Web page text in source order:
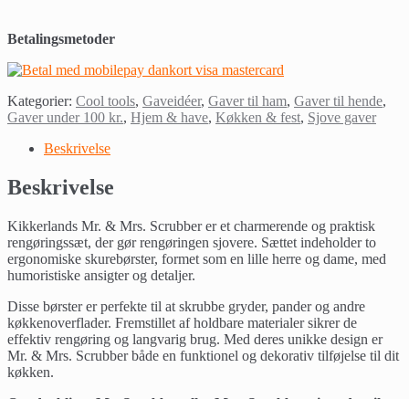
Betalingsmetoder
Kategorier: Cool tools, Gaveidéer, Gaver til ham, Gaver til hende,
Gaver under 100 kr., Hjem & have, Køkken & fest, Sjove gaver
Beskrivelse
Beskrivelse
Kikkerlands Mr. & Mrs. Scrubber er et charmerende og praktisk
rengøringssæt, der gør rengøringen sjovere. Sættet indeholder to
ergonomiske skurebørster, formet som en lille herre og dame, med
humoristiske ansigter og detaljer.
Disse børster er perfekte til at skrubbe gryder, pander og andre
køkkenoverflader. Fremstillet af holdbare materialer sikrer de
effektiv rengøring og langvarig brug. Med deres unikke design er
Mr. & Mrs. Scrubber både en funktionel og dekorativ tilføjelse til dit
køkken.